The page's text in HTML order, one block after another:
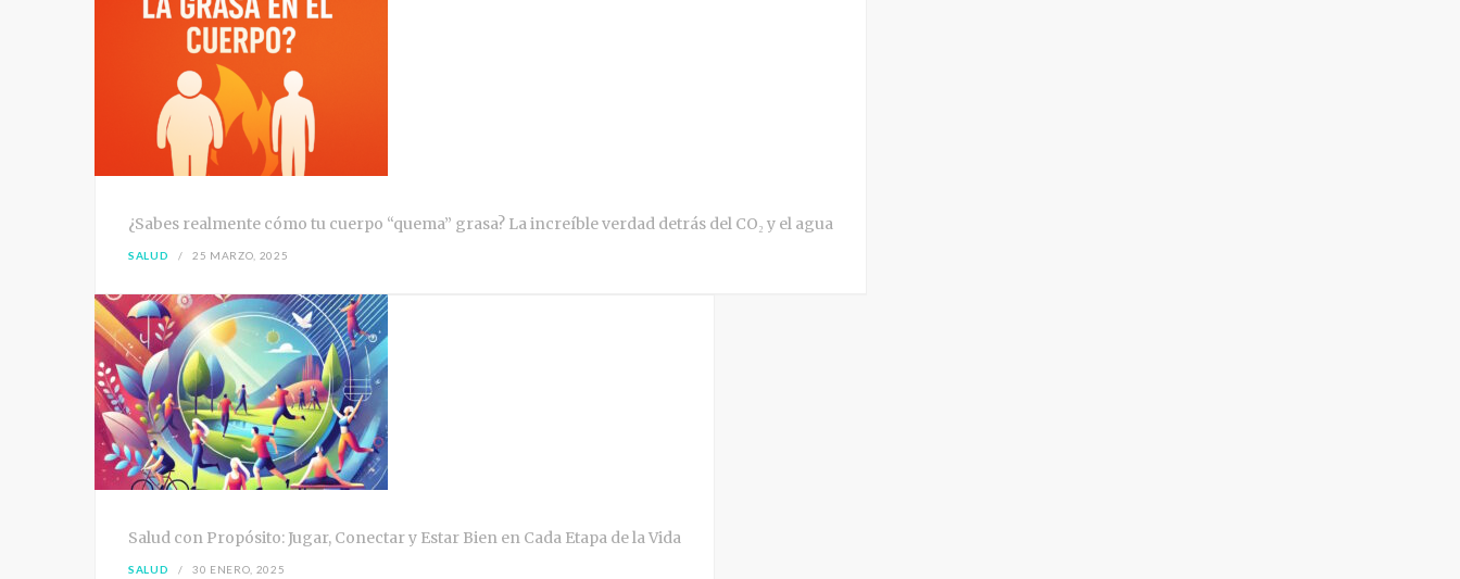
¿Sabes realmente cómo tu cuerpo “quema” grasa? La increíble verdad detrás del CO₂ y el agua
SALUD 25 MARZO, 2025
Salud con Propósito: Jugar, Conectar y Estar Bien en Cada Etapa de la Vida
SALUD 30 ENERO, 2025